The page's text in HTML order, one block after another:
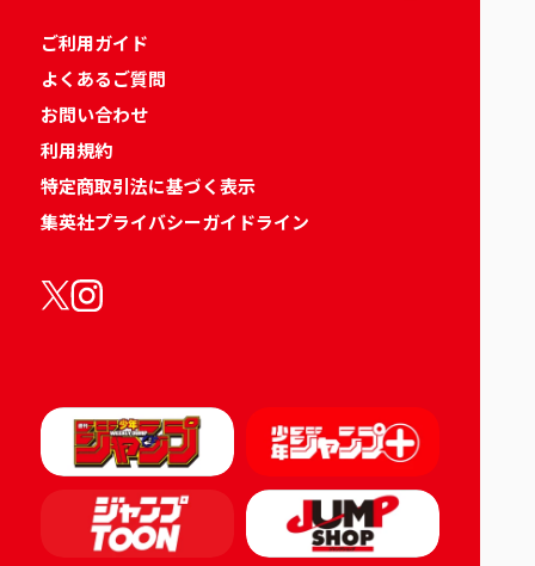
ご利用ガイド
よくあるご質問
お問い合わせ
利用規約
特定商取引法に基づく表示
集英社プライバシーガイドライン